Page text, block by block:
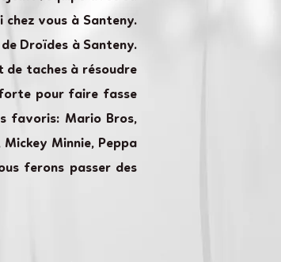
vous à Santeny.
Droïdes à Santeny.
de taches à résoudre
pour faire fasse
favoris: Mario Bros,
Mickey Minnie, Peppa
ferons passer des